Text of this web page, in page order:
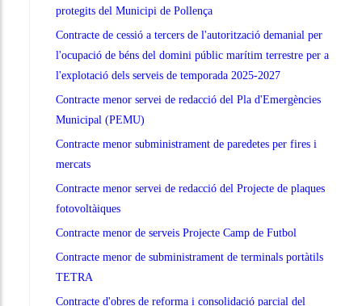
protegits del Municipi de Pollença
Contracte de cessió a tercers de l'autorització demanial per
l'ocupació de béns del domini públic marítim terrestre per a
l'explotació dels serveis de temporada 2025-2027
Contracte menor servei de redacció del Pla d'Emergències
Municipal (PEMU)
Contracte menor subministrament de paredetes per fires i
mercats
Contracte menor servei de redacció del Projecte de plaques
fotovoltàiques
Contracte menor de serveis Projecte Camp de Futbol
Contracte menor de subministrament de terminals portàtils
TETRA
Contracte d'obres de reforma i consolidació parcial del